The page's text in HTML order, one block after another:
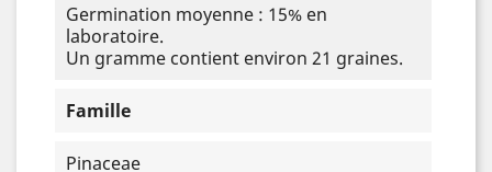
Germination moyenne : 15% en
laboratoire.
Un gramme contient environ 21 graines.
Famille
Pinaceae